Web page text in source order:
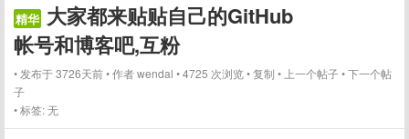
精华 大家都来贴贴自己的GitHub
帐号和博客吧,互粉
发布于 3726天前 作者wendal 4725 次浏览 复制 上一个帖子 下一个帖
子
标签:无